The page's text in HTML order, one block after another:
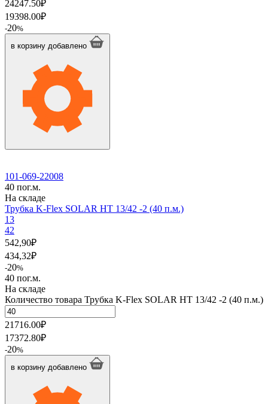
24247.50₽
19398.00₽
-20%
в корзину добавлено
101-069-22008
40 пог.м.
На складе
Трубка K-Flex SOLAR HT 13/42 -2 (40 п.м.)
13
42
542,90₽
434,32₽
-20%
40 пог.м.
На складе
Количество товара Трубка K-Flex SOLAR HT 13/42 -2 (40 п.м.)
21716.00₽
17372.80₽
-20%
в корзину добавлено